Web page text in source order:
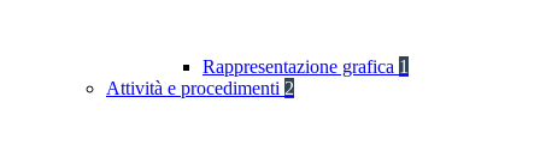
Rappresentazione grafica 1
Attività e procedimenti 2